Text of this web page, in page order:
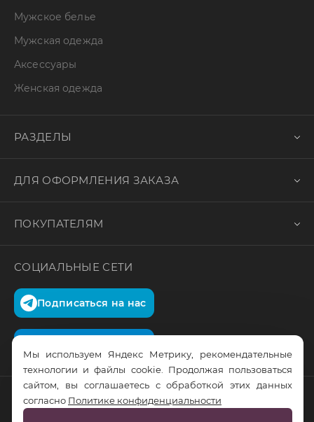
Мужское белье
Мужская одежда
Аксессуары
Женская одежда
РАЗДЕЛЫ
ДЛЯ ОФОРМЛЕНИЯ ЗАКАЗА
ПОКУПАТЕЛЯМ
СОЦИАЛЬНЫЕ СЕТИ
Подписаться на нас
© RusTrus. 2011-2026. Все права защищены
Мы используем Яндекс Метрику, рекомендательные
технологии и файлы cookie. Продолжая пользоваться
сайтом, вы соглашаетесь с обработкой этих данных
согласно Политике конфиденциальности